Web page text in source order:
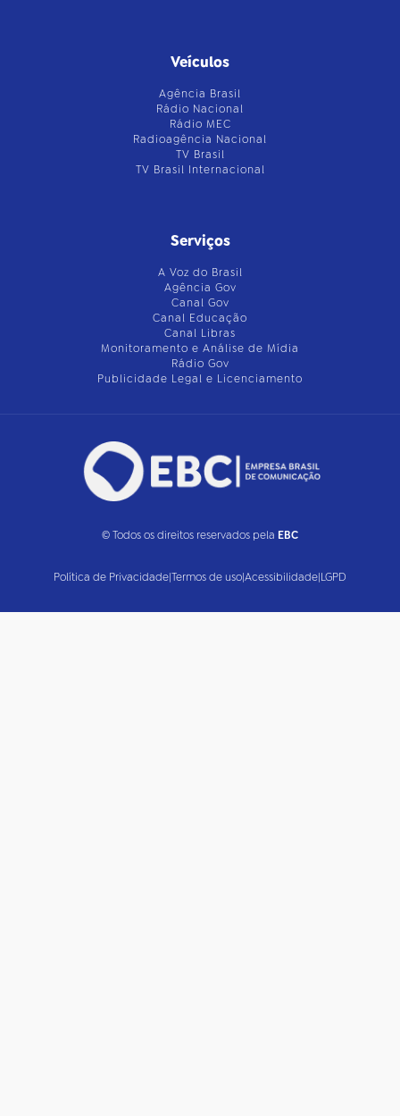
Veículos
Agência Brasil
Rádio Nacional
Rádio MEC
Radioagência Nacional
TV Brasil
TV Brasil Internacional
Serviços
A Voz do Brasil
Agência Gov
Canal Gov
Canal Educação
Canal Libras
Monitoramento e Análise de Mídia
Rádio Gov
Publicidade Legal e Licenciamento
© Todos os direitos reservados pela EBC
Política de Privacidade|Termos de uso|Acessibilidade|LGPD